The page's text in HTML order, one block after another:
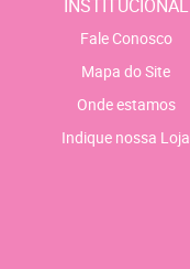
INSTITUCIONAL
Fale Conosco
Mapa do Site
Onde estamos
Indique nossa Loja